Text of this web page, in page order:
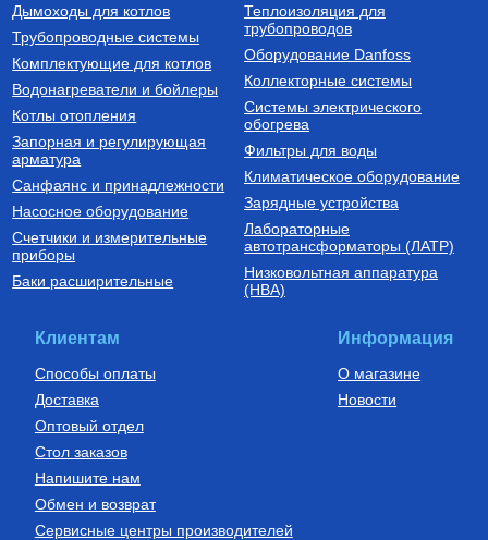
Дымоходы для котлов
Трубопроводные системы
Комплектующие для котлов
Водонагреватели и бойлеры
Котлы отопления
Запорная и регулирующая
арматура
Санфаянс и принадлежности
Насосное оборудование
Счетчики и измерительные
приборы
Баки расширительные
Теплоизоляция для
трубопроводов
Оборудование Danfoss
Коллекторные системы
Системы электрического
обогрева
Фильтры для воды
Климатическое оборудование
Зарядные устройства
Лабораторные
автотрансформаторы (ЛАТР)
Низковольтная аппаратура
(НВА)
Клиентам
Способы оплаты
Доставка
Оптовый отдел
Стол заказов
Напишите нам
Обмен и возврат
Сервисные центры производителей
Информация
О магазине
Новости